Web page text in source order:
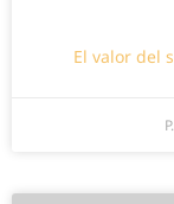
El valor del